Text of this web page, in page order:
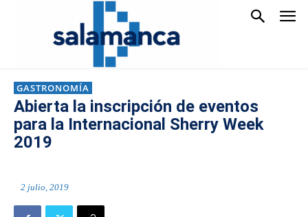
GASTRONOMÍA
Abierta la inscripción de eventos
para la Internacional Sherry Week
2019
2 julio, 2019